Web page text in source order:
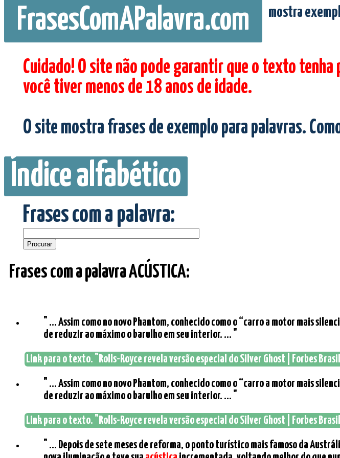
FrasesComAPalavra.com mostra
Cuidado! O site não pode garantir que o texto tenha
você tiver menos de 18 anos de idade.
O site mostra frases de exemplo para palavras.
Índice alfabético
Frases com a palavra:
Frases com a palavra ACÚSTICA:
" ... Assim como no novo Phantom, conhecido como o “carro a motor mais
de reduzir ao máximo o barulho em seu interior. ... "
Link para o texto. "Rolls-Royce revela versão especial do Silver Ghost | Forbes
" ... Assim como no novo Phantom, conhecido como o “carro a motor mais
de reduzir ao máximo o barulho em seu interior. ... "
Link para o texto. "Rolls-Royce revela versão especial do Silver Ghost | Forbes
" ... Depois de sete meses de reforma, o ponto turístico mais famoso da